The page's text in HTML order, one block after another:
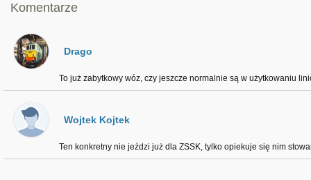
Komentarze
Drago
To już zabytkowy wóz, czy jeszcze normalnie są w użytkowaniu
Wojtek Kojtek
Ten konkretny nie jeździ już dla ZSSK, tylko opiekuje się nim